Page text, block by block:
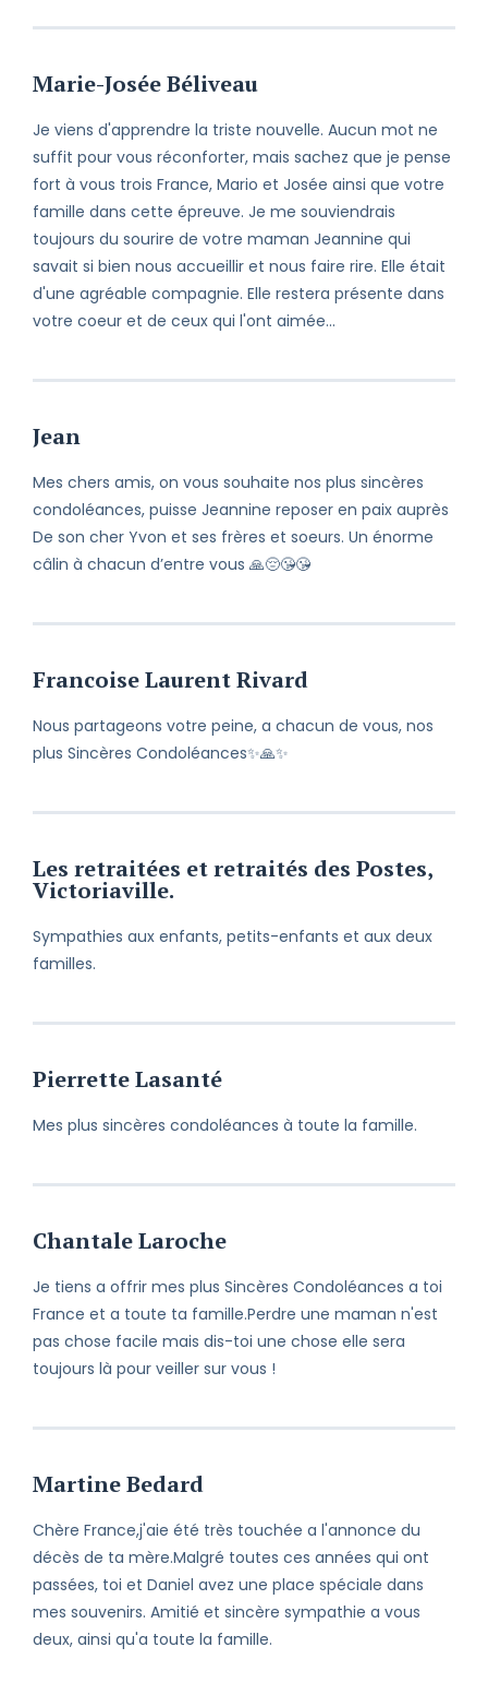
Marie-Josée Béliveau
Je viens d'apprendre la triste nouvelle. Aucun mot ne
suffit pour vous réconforter, mais sachez que je pense
fort à vous trois France, Mario et Josée ainsi que votre
famille dans cette épreuve. Je me souviendrais
toujours du sourire de votre maman Jeannine qui
savait si bien nous accueillir et nous faire rire. Elle était
d'une agréable compagnie. Elle restera présente dans
votre coeur et de ceux qui l'ont aimée...
Jean
Mes chers amis, on vous souhaite nos plus sincères
condoléances, puisse Jeannine reposer en paix auprès
De son cher Yvon et ses frères et soeurs. Un énorme
câlin à chacun d’entre vous 🙏😔😘😘
Francoise Laurent Rivard
Nous partageons votre peine, a chacun de vous, nos
plus Sincères Condoléances✨🙏✨
Les retraitées et retraités des Postes,
Victoriaville.
Sympathies aux enfants, petits-enfants et aux deux
familles.
Pierrette Lasanté
Mes plus sincères condoléances à toute la famille.
Chantale Laroche
Je tiens a offrir mes plus Sincères Condoléances a toi
France et a toute ta famille.Perdre une maman n'est
pas chose facile mais dis-toi une chose elle sera
toujours là pour veiller sur vous !
Martine Bedard
Chère France,j'aie été très touchée a l'annonce du
décès de ta mère.Malgré toutes ces années qui ont
passées, toi et Daniel avez une place spéciale dans
mes souvenirs. Amitié et sincère sympathie a vous
deux, ainsi qu'a toute la famille.